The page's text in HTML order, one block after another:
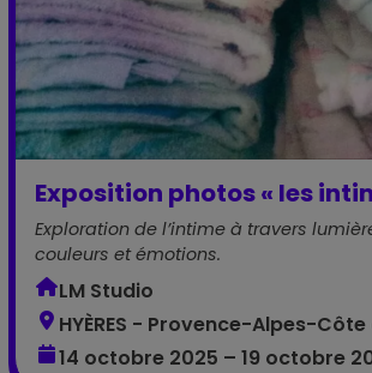
Exposition photos « les
Exploration de l’intime à travers
couleurs et émotions.
LM Studio
HYÈRES - Provence-Alpes-
14 octobre 2025 – 19 octobre